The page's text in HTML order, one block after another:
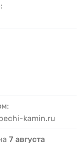
kamin.ru
7 августа